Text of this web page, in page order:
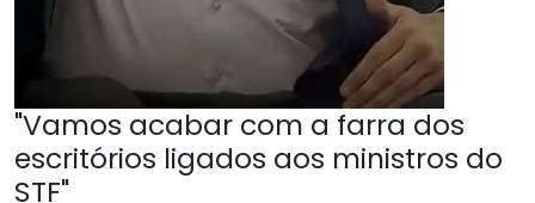
"Vamos acabar com a farra dos
escritórios ligados aos ministros do
STF"